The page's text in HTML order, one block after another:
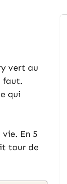
vert au
faut.
qui
En 5
tour de